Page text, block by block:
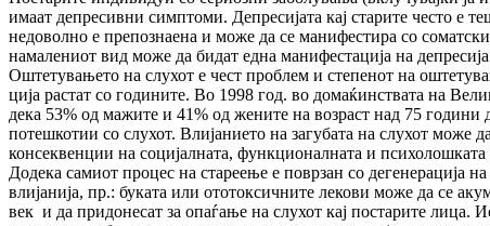
имаат депресивни симптоми. Де­пре­си­ја­та кај старите често е
недоволно е препознаена и може да се манифестира со
намалениот вид може да бидат една ма­ни­фестација на
Оштетувањето на слухот е чест проблем и сте­пе­нот на
ци­ја растат со годините. Во 1998 год. во до­ма­ќинствата на
дека 53% од мажите и 41% од жените на воз­раст над 75 години
потешкотии со слухот. Влијанието на за­г­убата на слухот може
консеквенции на социјалната, функ­цио­нал­ната и психолошката
Додека самиот процес на стареење е поврзан со дегенерација
влијанија, пр.: буката или ото­то­ксичните лекови може да се
век и да придонесат за опа­ѓа­ње на слухот кај постарите лица.